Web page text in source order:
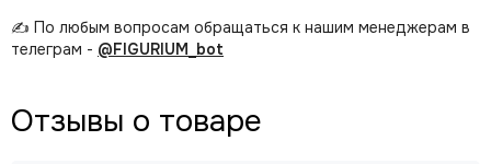
✍️ По любым вопросам обращаться к нашим менеджерам в
телеграм - @FIGURIUM_bot
Отзывы о товаре